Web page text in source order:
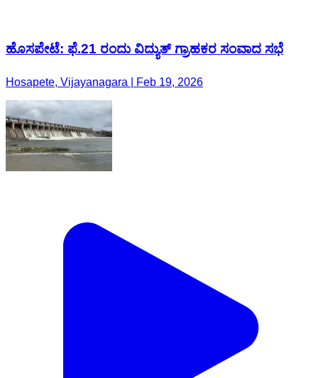
ಹೊಸಪೇಟೆ: ಫೆ.21 ರಂದು ವಿದ್ಯುತ್ ಗ್ರಾಹಕರ ಸಂವಾದ ಸಭೆ
Hosapete, Vijayanagara | Feb 19, 2026